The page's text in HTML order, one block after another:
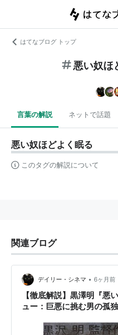
はてなブログ トップ
悪い奴ほ
言葉の解説 ネットで話題
悪い奴ほどよく眠る
このタグの解説について
関連ブログ
デイリー・シネマ • 6ヶ月前
【徹底解説】黒澤明『悪
ュー：巨悪に挑む男の孤